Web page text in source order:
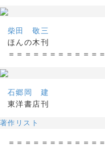
柴田 敬三
ほんの木刊
＝＝＝＝＝＝＝＝＝＝＝＝
石郷岡 建
東洋書店刊
著作リスト
＝＝＝＝＝＝＝＝＝＝＝＝